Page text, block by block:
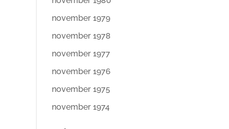
november 1979
november 1978
november 1977
november 1976
november 1975
november 1974